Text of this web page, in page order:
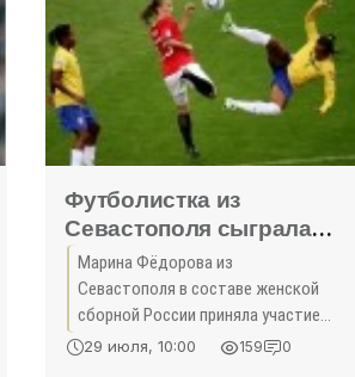
Футболистка из
Севастополя сыграла
за сборную России на
чемпионате Европы -
«Спорт Крыма»
Марина Фёдорова из
Севастополя в составе женской
сборной России приняла участие в
финальном турнире чемпионата
29 июля, 10:00 159 0